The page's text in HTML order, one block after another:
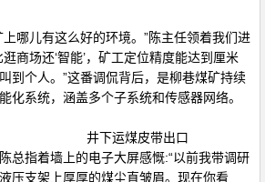
哪儿有这么好的环境。”陈主任领着我们进
商场还‘智能’，矿工定位精度能达到厘米
到个人。”这番调侃背后，是柳巷煤矿持续
化系统，涵盖多个子系统和传感器网络。
井下运煤皮带出口
总指着墙上的电子大屏感慨:“以前我带调研
压支架上厚厚的煤尘直皱眉。现在你看